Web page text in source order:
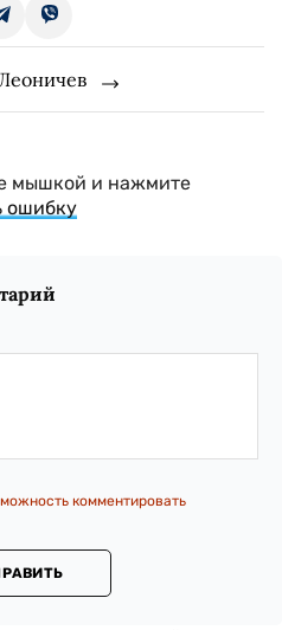
мышкой и нажмите
ошибку
комментировать